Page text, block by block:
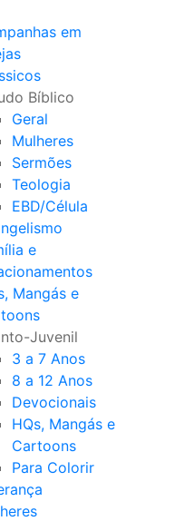
em
Bíblico
Geral
Mulheres
Sermões
Teologia
EBD/Célula
e
Mangás e
Juvenil
3 a 7 Anos
8 a 12 Anos
Devocionais
HQs, Mangás e
Cartoons
Para Colorir